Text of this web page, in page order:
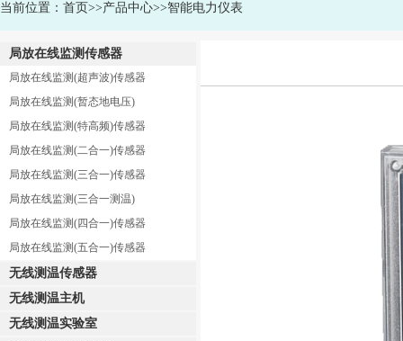
当前位置： 首页>>产品中心>>智能电力仪表
局放在线监测传感器
局放在线监测(超声波)传感器
局放在线监测(暂态地电压)
局放在线监测(特高频)传感器
局放在线监测(二合一)传感器
局放在线监测(三合一)传感器
局放在线监测(三合一测温)
局放在线监测(四合一)传感器
局放在线监测(五合一)传感器
无线测温传感器
无线测温主机
无线测温实验室